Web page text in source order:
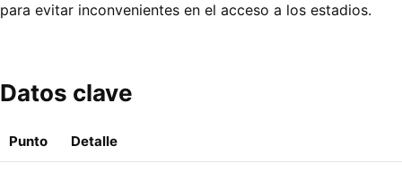
para evitar inconvenientes en el acceso a los estadios.
Datos clave
Punto Detalle